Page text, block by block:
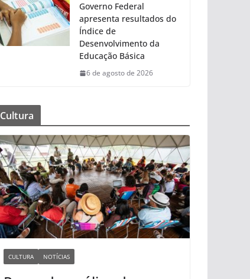
Governo Federal
apresenta resultados do
Índice de
Desenvolvimento da
Educação Básica
6 de agosto de 2026
Cultura
CULTURA NOTÍCIAS